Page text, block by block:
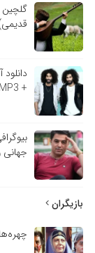
+ MP3 با کیفیت بالا)
جهانی
بازیگران